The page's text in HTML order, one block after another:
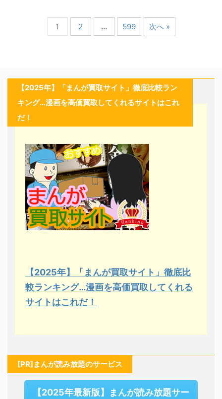
1 2 … 599 次へ »
【2025年】「まんが買取サイト」徹底比較ラン
キング…漫画を高価買取してくれるサイトはこれ
だ！
【2025年】「まんが買取サイト」徹底比
較ランキング…漫画を高価買取してくれる
サイトはこれだ！
[PR]まんが読み放題のサービス
【2025年最新版】まんが読み放題サー